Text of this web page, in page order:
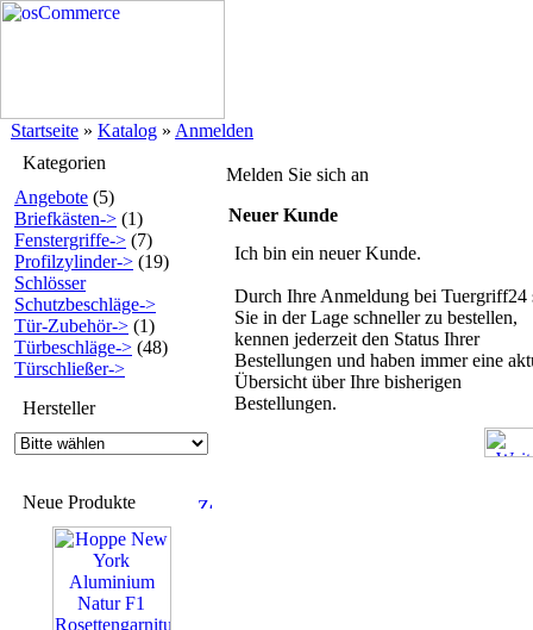
Startseite » Katalog » Anmelden
Kategorien
Angebote (5)
Briefkästen-> (1)
Fenstergriffe-> (7)
Profilzylinder-> (19)
Schlösser
Schutzbeschläge->
Tür-Zubehör-> (1)
Türbeschläge-> (48)
Türschließer->
Hersteller
Neue Produkte
Melden Sie sich an
Neuer Kunde
Ich bin ein neuer Kunde.
Durch Ihre Anmeldung bei Tuergriff24
Sie in der Lage schneller zu bestellen,
kennen jederzeit den Status Ihrer
Bestellungen und haben immer eine
Übersicht über Ihre bisherigen
Bestellungen.